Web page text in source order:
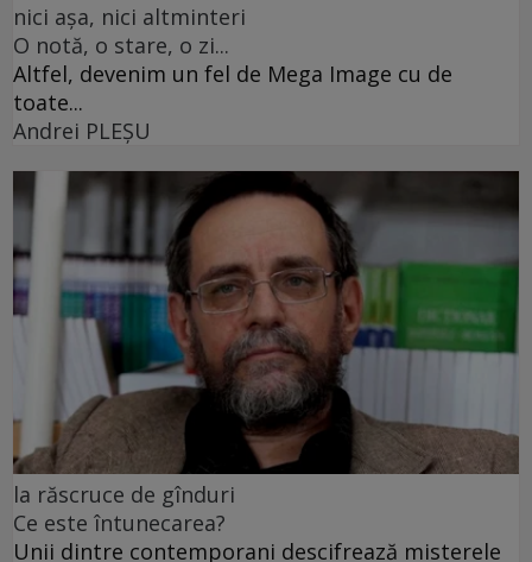
nici așa, nici altminteri
O notă, o stare, o zi...
Altfel, devenim un fel de Mega Image cu de
toate...
Andrei PLEŞU
la răscruce de gînduri
Ce este întunecarea?
Unii dintre contemporani descifrează misterele